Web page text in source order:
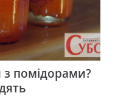
з помідорами?